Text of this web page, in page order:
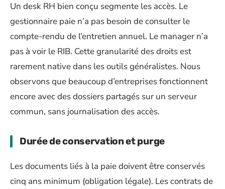
Un desk RH bien conçu segmente les accès. Le
gestionnaire paie n’a pas besoin de consulter le
compte-rendu de l’entretien annuel. Le manager n’a
pas à voir le RIB. Cette granularité des droits est
rarement native dans les outils généralistes. Nous
observons que beaucoup d’entreprises fonctionnent
encore avec des dossiers partagés sur un serveur
commun, sans journalisation des accès.
Durée de conservation et purge
Les documents liés à la paie doivent être conservés
cinq ans minimum (obligation légale). Les contrats de